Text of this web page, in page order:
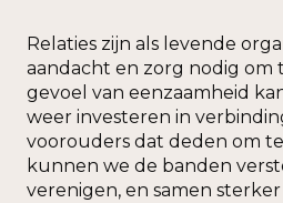
Relaties zijn als levende
aandacht en zorg nodig om
gevoel van eenzaamheid
weer investeren in
voorouders dat deden om
kunnen we de banden
verenigen, en samen